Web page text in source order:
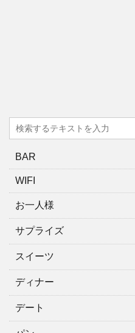
BAR
WIFI
お一人様
サプライズ
スイーツ
ディナー
デート